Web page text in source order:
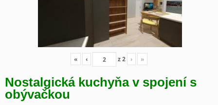
« ‹ z2 › »
Nostalgická kuchyňa v spojení s
obývačkou